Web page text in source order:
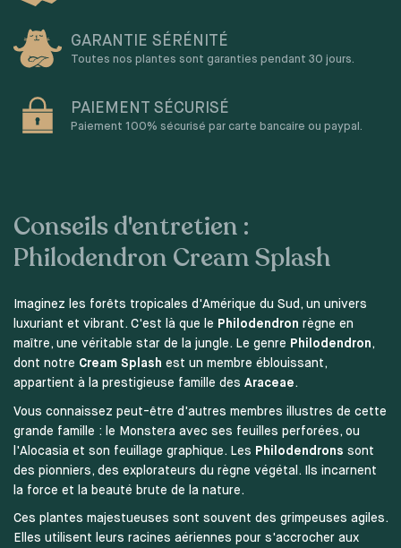
GARANTIE SÉRÉNITÉ
Toutes nos plantes sont garanties pendant 30 jours.
PAIEMENT SÉCURISÉ
Paiement 100% sécurisé par carte bancaire ou paypal.
Conseils d'entretien :
Philodendron Cream Splash
Imaginez les forêts tropicales d'Amérique du Sud, un univers
luxuriant et vibrant. C'est là que le Philodendron règne en
maître, une véritable star de la jungle. Le genre Philodendron,
dont notre Cream Splash est un membre éblouissant,
appartient à la prestigieuse famille des Araceae.
Vous connaissez peut-être d'autres membres illustres de cette
grande famille : le Monstera avec ses feuilles perforées, ou
l'Alocasia et son feuillage graphique. Les Philodendrons sont
des pionniers, des explorateurs du règne végétal. Ils incarnent
la force et la beauté brute de la nature.
Ces plantes majestueuses sont souvent des grimpeuses agiles.
Elles utilisent leurs racines aériennes pour s'accrocher aux